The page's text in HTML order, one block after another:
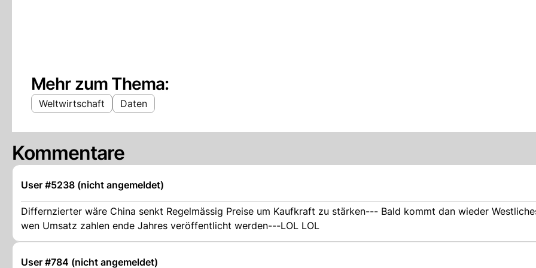
Mehr zum Thema:
Weltwirtschaft Daten
Kommentare
User #5238 (nicht angemeldet)
Differnzierter wäre China senkt Regelmässig Preise um Kaufkraft zu stärken--- Bald kommt dan wieder
wen Umsatz zahlen ende Jahres veröffentlicht werden---LOL LOL
User #784 (nicht angemeldet)